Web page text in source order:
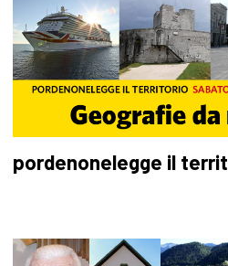
pordenonelegge il